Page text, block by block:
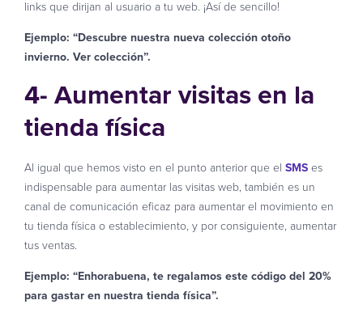
links que dirijan al usuario a tu web. ¡Así de sencillo!
Ejemplo: “Descubre nuestra nueva colección otoño
invierno. Ver colección”.
4- Aumentar visitas en la
tienda física
Al igual que hemos visto en el punto anterior que el SMSes
indispensable para aumentar las visitas web, también es un
canal de comunicación eficaz para aumentar el movimiento en
tu tienda física o establecimiento, y por consiguiente, aumentar
tus ventas.
Ejemplo: “Enhorabuena, te regalamos este código del 20%
para gastar en nuestra tienda física”.